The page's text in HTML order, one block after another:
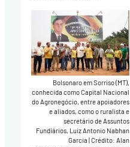
Bolsonaro em Sorriso (MT),
conhecida como Capital Nacional
do Agronegócio, entre apoiadores
e aliados, como o ruralista e
secretário de Assuntos
Fundiários, Luiz Antonio Nabhan
Garcia Crédito: Alan